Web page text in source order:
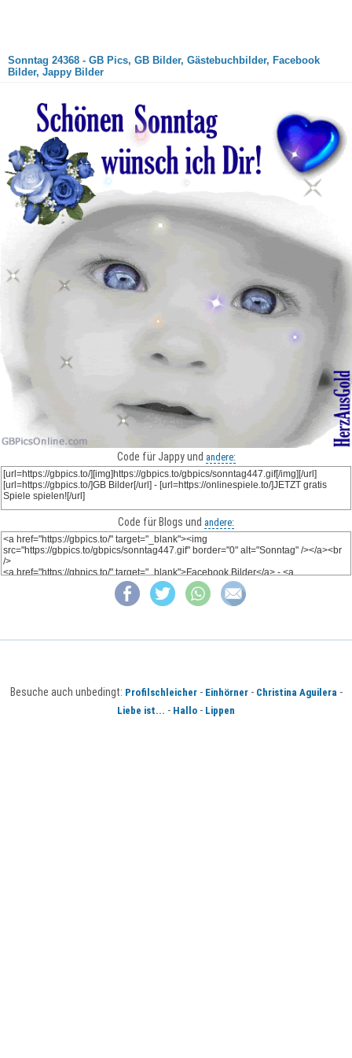
Sonntag 24368 - GB Pics, GB Bilder, Gästebuchbilder, Facebook
Bilder, Jappy Bilder
Code für Jappy und andere:
Code für Blogs und andere:
Besuche auch unbedingt: Profilschleicher- Einhörner- Christina Aguilera -
Liebe ist... - Hallo - Lippen